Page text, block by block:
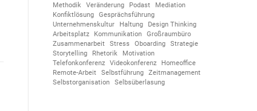
Methodik
Veränderung Podast
Mediation
Konfiktlösung
Gesprächsführung
Unternehmenskultur
Haltung
Design Thinking
Arbeitsplatz
Kommunikation
Großraumbüro
Zusammenarbeit
Stress Oboarding
Strategie
Storytelling
Rhetorik
Motivation
Telefonkonferenz
Videokonferenz
Homeoffice
Remote-Arbeit
Selbstführung
Zeitmanagement
Selbstorganisation
Selbsüberlasung